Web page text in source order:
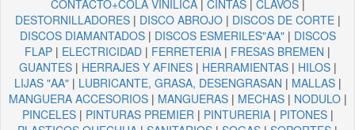
CONTACTO+COLA VINILICA| CINTAS| CLAVOS|
DESTORNILLADORES| DISCO ABROJO| DISCOS DE CORTE|
DISCOS DIAMANTADOS| DISCOS ESMERILES"AA"| DISCOS
FLAP | ELECTRICIDAD | FERRETERIA | FRESAS BREMEN |
GUANTES| HERRAJES Y AFINES| HERRAMIENTAS| HILOS|
LIJAS "AA"| LUBRICANTE, GRASA, DESENGRASAN | MALLAS|
MANGUERA ACCESORIOS| MANGUERAS| MECHAS| NODULO|
PINCELES| PINTURAS PREMIER | PINTURERIA| PITONES|